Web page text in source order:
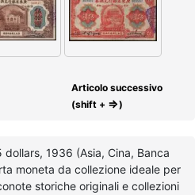
Articolo successivo
(shift + ⇒)
1936 (Asia, Cina, Banca
moneta da collezione ideale per
storiche originali e collezioni